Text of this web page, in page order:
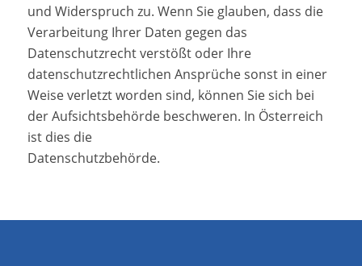
und Widerspruch zu. Wenn Sie glauben, dass die
Verarbeitung Ihrer Daten gegen das
Datenschutzrecht verstößt oder Ihre
datenschutzrechtlichen Ansprüche sonst in einer
Weise verletzt worden sind, können Sie sich bei
der Aufsichtsbehörde beschweren. In Österreich
ist dies die
Datenschutzbehörde.